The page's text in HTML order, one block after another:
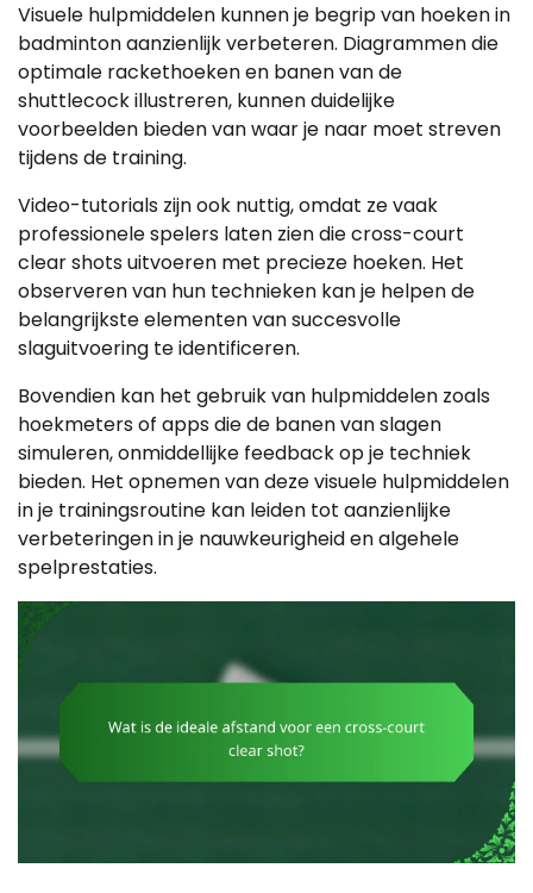
Visuele hulpmiddelen kunnen je begrip van hoeken in
badminton aanzienlijk verbeteren. Diagrammen die
optimale rackethoeken en banen van de
shuttlecock illustreren, kunnen duidelijke
voorbeelden bieden van waar je naar moet streven
tijdens de training.
Video-tutorials zijn ook nuttig, omdat ze vaak
professionele spelers laten zien die cross-court
clear shots uitvoeren met precieze hoeken. Het
observeren van hun technieken kan je helpen de
belangrijkste elementen van succesvolle
slaguitvoering te identificeren.
Bovendien kan het gebruik van hulpmiddelen zoals
hoekmeters of apps die de banen van slagen
simuleren, onmiddellijke feedback op je techniek
bieden. Het opnemen van deze visuele hulpmiddelen
in je trainingsroutine kan leiden tot aanzienlijke
verbeteringen in je nauwkeurigheid en algehele
spelprestaties.